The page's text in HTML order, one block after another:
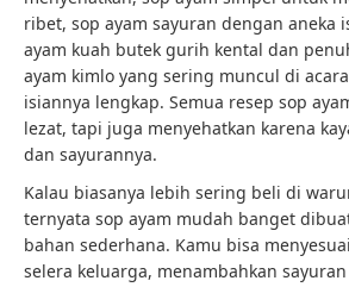
ribet, sop ayam sayuran dengan aneka
ayam kuah butek gurih kental dan
ayam kimlo yang sering muncul di
isiannya lengkap. Semua resep sop
lezat, tapi juga menyehatkan karena
dan sayurannya.
Kalau biasanya lebih sering beli di
ternyata sop ayam mudah banget
bahan sederhana. Kamu bisa
selera keluarga, menambahkan